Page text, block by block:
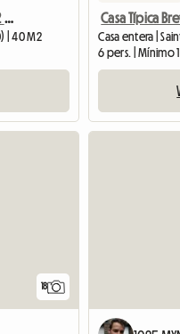
Bonito departamento de 2 ambientes bien ubicado.
| 40 M2
Casa entera |
6 pers. | Mínimo
18